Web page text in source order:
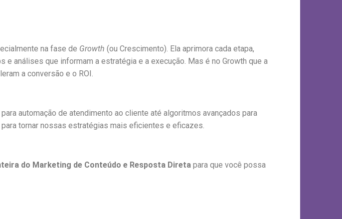
na fase de Growth (ou Crescimento). Ela aprimora cada etapa,
e análises que informam a estratégia e a execução. Mas é no Growth que a
a conversão e o ROI.
automação de atendimento ao cliente até algoritmos avançados para
tornar nossas estratégias mais eficientes e eficazes.
do Marketing de Conteúdo e Resposta Direta para que você possa